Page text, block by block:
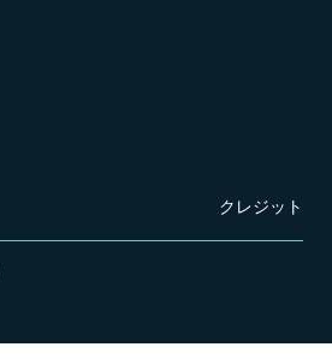
クレジット